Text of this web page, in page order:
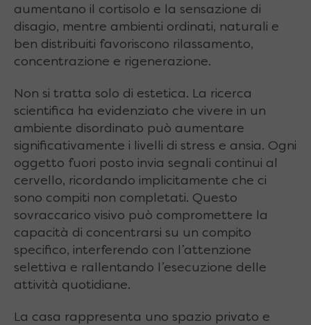
aumentano il cortisolo e la sensazione di
disagio, mentre ambienti ordinati, naturali e
ben distribuiti favoriscono rilassamento,
concentrazione e rigenerazione.
Non si tratta solo di estetica. La ricerca
scientifica ha evidenziato che vivere in un
ambiente disordinato può aumentare
significativamente i livelli di stress e ansia. Ogni
oggetto fuori posto invia segnali continui al
cervello, ricordando implicitamente che ci
sono compiti non completati. Questo
sovraccarico visivo può compromettere la
capacità di concentrarsi su un compito
specifico, interferendo con l’attenzione
selettiva e rallentando l’esecuzione delle
attività quotidiane.
La casa rappresenta uno spazio privato e